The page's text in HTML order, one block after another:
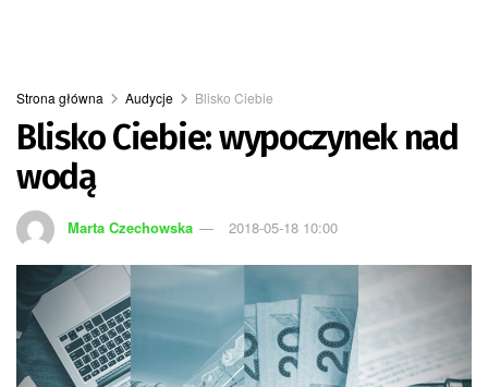
Strona główna Audycje Blisko Ciebie
Blisko Ciebie: wypoczynek nad
wodą
Marta Czechowska 2018-05-18 10:00